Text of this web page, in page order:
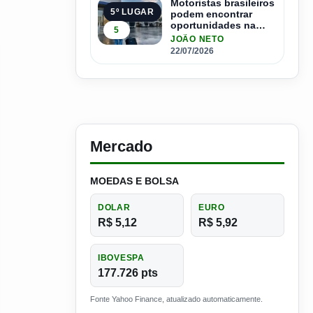
5º LUGAR
5
Motoristas brasileiros
podem encontrar
oportunidades na
Espanha com salários
que passam de R$ 17
JOÃO NETO
22/07/2026
Mercado
MOEDAS E BOLSA
DOLAR
R$ 5,12
EURO
R$ 5,92
IBOVESPA
177.726 pts
Fonte Yahoo Finance, atualizado automaticamente.